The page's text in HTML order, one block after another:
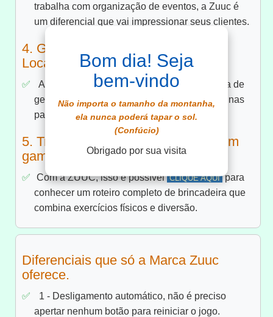
trabalha com organização de eventos, a Zuuc é
um diferencial que vai impressionar seus clientes.
4. Geração de Renda Extra com
Locação
A Zuuc, também é uma excelente ferramenta de
geração de renda. Ofereça locação de máquinas
para festas e eventos.
5. Transformar aulas de ginástica em
game show
Com a ZUUC, isso é possível CLIQUE AQUI para
conhecer um roteiro completo de brincadeira que
combina exercícios físicos e diversão.
Diferenciais que só a Marca Zuuc
oferece.
1 - Desligamento automático, não é preciso
apertar nenhum botão para reiniciar o jogo.
Bom dia! Seja
bem-vindo
Não importa o tamanho da montanha,
ela nunca poderá tapar o sol.
(Confúcio)
Obrigado por sua visita